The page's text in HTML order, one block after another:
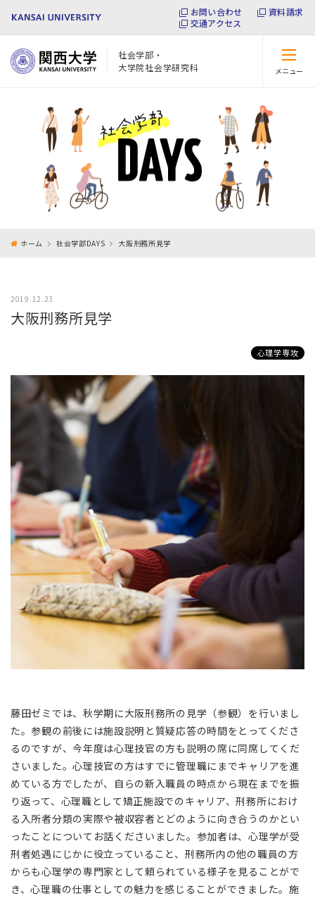
お問い合わせ
資料請求
交通アクセス
社会学部・
大学院社会学研究科
メニュー
ホーム 社会学部DAYS 大阪刑務所見学
2019.12.23
大阪刑務所見学
心理学専攻
藤田ゼミでは、秋学期に大阪刑務所の見学（参観）を行いまし
た。参観の前後には施設説明と質疑応答の時間をとってくださ
るのですが、今年度は心理技官の方も説明の席に同席してくだ
さいました。心理技官の方はすでに管理職にまでキャリアを進
めている方でしたが、自らの新入職員の時点から現在までを振
り返って、心理職として矯正施設でのキャリア、刑務所におけ
る入所者分類の実際や被収容者とどのように向き合うのかとい
ったことについてお話くださいました。参加者は、心理学が受
刑者処遇にじかに役立っていること、刑務所内の他の職員の方
からも心理学の専門家として頼られている様子を見ることがで
き、心理職の仕事としての魅力を感じることができました。施